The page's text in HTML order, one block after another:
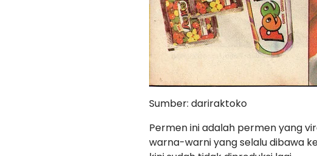
Sumber: dariraktoko
Permen ini adalah permen yang
warna-warni yang selalu dibawa